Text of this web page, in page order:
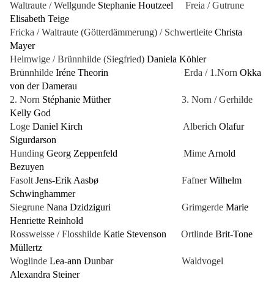
Waltraute / Wellgunde Stephanie Houtzeel
Freia / Gutrune
Elisabeth Teige
Fricka / Waltraute (Götterdämmerung) / Schwertleite Christa
Mayer
Helmwige / Brünnhilde (Siegfried) Daniela Köhler
Brünnhilde Iréne Theorin Erda / 1.Norn Okka
von der Damerau
2. Norn Stéphanie Müther
3. Norn / Gerhilde
Kelly God
Loge Daniel Kirch Alberich Olafur
Sigurdarson
Hunding Georg Zeppenfeld Mime Arnold
Bezuyen
Fasolt Jens-Erik Aasbø FafnerWilhelm
Schwinghammer
Siegrune Nana Dzidziguri Grimgerde Marie
Henriette Reinhold
Rossweisse / Flosshilde Katie Stevenson Ortlinde Brit-Tone
Müllertz
Woglinde Lea-ann Dunbar
Waldvogel
Alexandra Steiner